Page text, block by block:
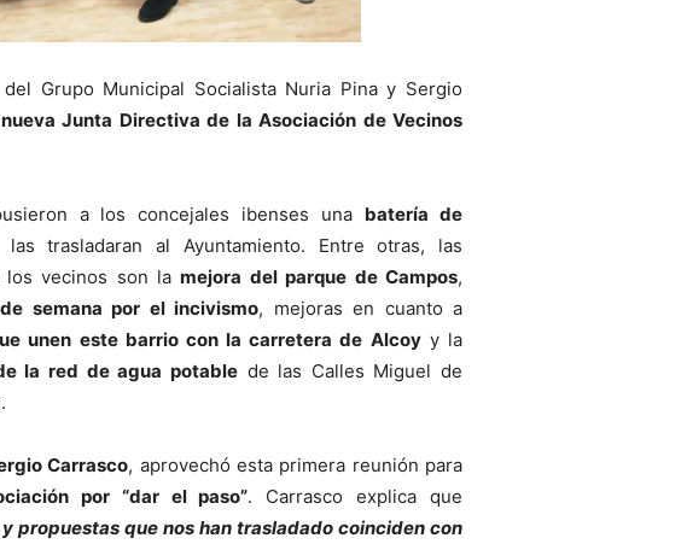
Grupo Municipal Socialista Nuria Pina y Sergio
Junta Directiva de la Asociación de Vecinos
a los concejales ibenses una batería de
trasladaran al Ayuntamiento. Entre otras, las
los vecinos son lamejora del parque de Campos,
semana por el incivismo, mejoras en cuanto a
unen este barrio con la carretera de Alcoyy la
la red de agua potablede las Calles Miguel de
Carrasco, aprovechó esta primera reunión para
por “dar el paso”. Carrasco explica que
propuestas que nos han trasladado coinciden con